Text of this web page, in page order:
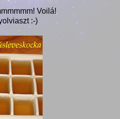
Voilá!
:-)